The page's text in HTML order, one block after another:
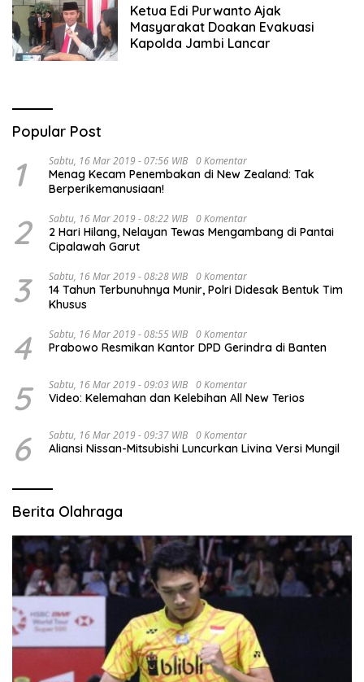
Ketua Edi Purwanto Ajak
Masyarakat Doakan Evakuasi
Kapolda Jambi Lancar
Popular Post
1 Sabtu, 16 Mar 2019 - 07:56 WIB 0 Komentar
Menag Kecam Penembakan di New Zealand: Tak
Berperikemanusiaan!
2 Sabtu, 16 Mar 2019 - 08:22 WIB 0 Komentar
2 Hari Hilang, Nelayan Tewas Mengambang di Pantai
Cipalawah Garut
3 Sabtu, 16 Mar 2019 - 08:28 WIB 0 Komentar
14 Tahun Terbunuhnya Munir, Polri Didesak Bentuk Tim
Khusus
4 Sabtu, 16 Mar 2019 - 08:55 WIB 0 Komentar
Prabowo Resmikan Kantor DPD Gerindra di Banten
5 Sabtu, 16 Mar 2019 - 09:03 WIB 0 Komentar
Video: Kelemahan dan Kelebihan All New Terios
6 Sabtu, 16 Mar 2019 - 09:37 WIB 0 Komentar
Aliansi Nissan-Mitsubishi Luncurkan Livina Versi Mungil
Berita Olahraga